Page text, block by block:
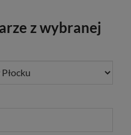
z wybranej